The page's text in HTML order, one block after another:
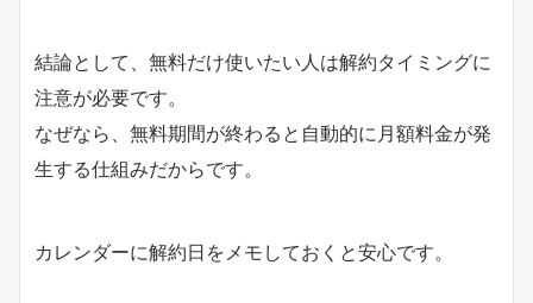
結論として、無料だけ使いたい人は解約タイミングに
注意が必要です。
なぜなら、無料期間が終わると自動的に月額料金が発
生する仕組みだからです。
カレンダーに解約日をメモしておくと安心です。